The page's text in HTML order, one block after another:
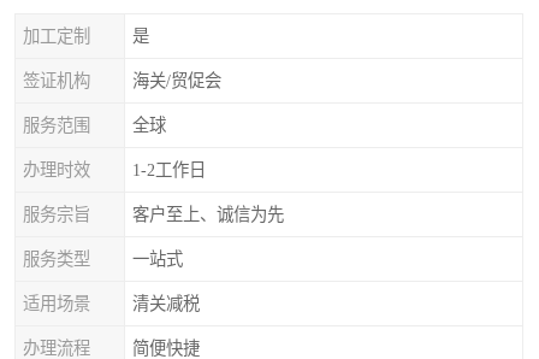
加工定制 是
签证机构 海关/贸促会
服务范围 全球
办理时效 1-2工作日
服务宗旨 客户至上、诚信为先
服务类型 一站式
适用场景 清关减税
办理流程 简便快捷